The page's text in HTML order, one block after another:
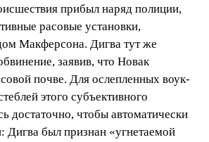
прибыл наряд полиции,
расовые установки,
Макферсона. Дигва тут же
заявив, что Новак
почве. Для ослепленных воук-
этого субъективного
достаточно, чтобы автоматически
Дигва был признан «угнетаемой